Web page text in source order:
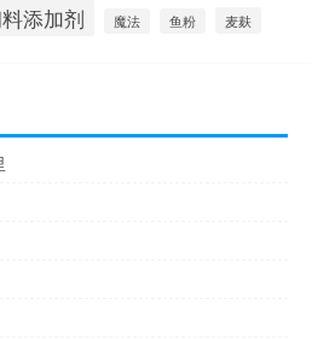
添加剂 魔法 鱼粉 麦麸